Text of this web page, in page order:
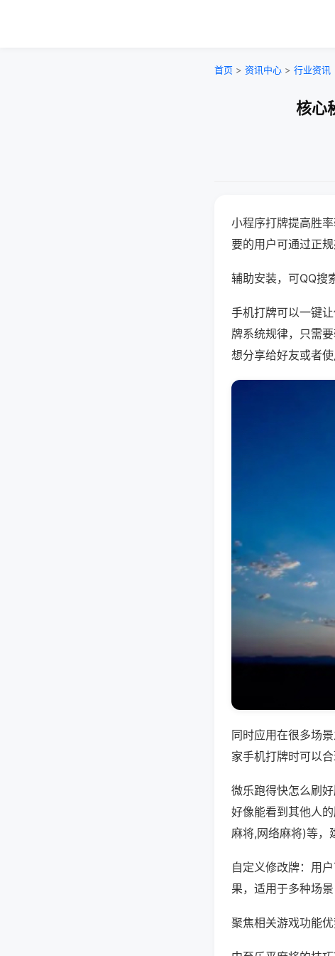
首页 > 资讯中心 > 行业资讯
核心
小程序打牌提高胜
要的用户可通过正规
辅助安装，可QQ搜
手机打牌可以一键
牌系统规律，只需
想分享给好友或者
同时应用在很多场
家手机打牌时可以
微乐跑得快怎么刷
好像能看到其他人
麻将,网络麻将)等，
自定义修改牌：用
果，适用于多种场
聚焦相关游戏功能优